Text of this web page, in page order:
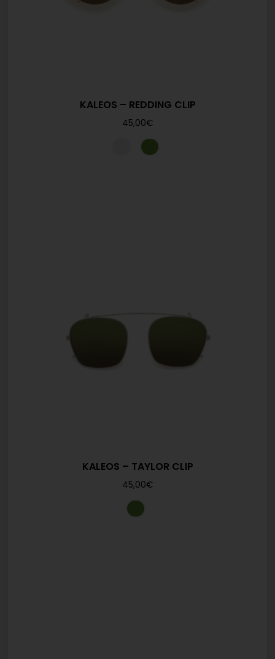
KALEOS – REDDING CLIP
45,00€
KALEOS – TAYLOR CLIP
45,00€